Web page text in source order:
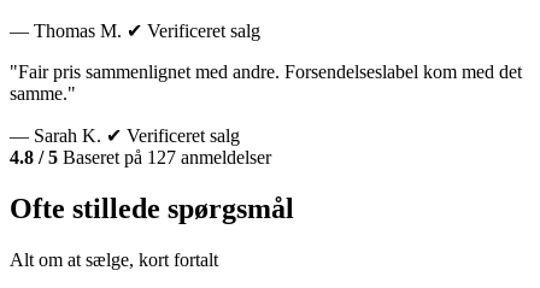
— Thomas M. ✔ Verificeret salg
"Fair pris sammenlignet med andre. Forsendelseslabel kom med det
samme."
— Sarah K. ✔ Verificeret salg
4.8 / 5 Baseret på 127 anmeldelser
Ofte stillede spørgsmål
Alt om at sælge, kort fortalt